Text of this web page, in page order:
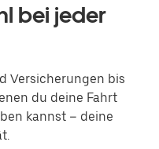
bei jeder
Versicherungen bis
du deine Fahrt
kannst – deine